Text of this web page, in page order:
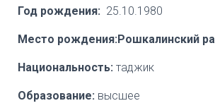
Год рождения: 25.10.1980
Место рождения:Рошкалинский
Национальность: таджик
Образование: высшее